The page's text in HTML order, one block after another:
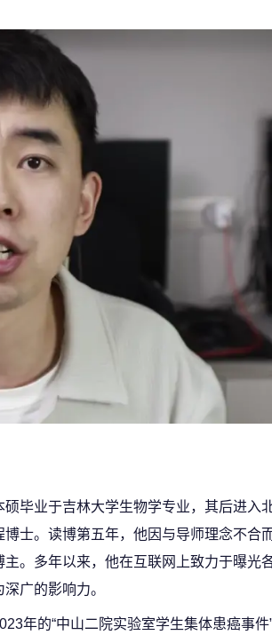
硕毕业于吉林大学生物学专业，其后进入
博士。读博第五年，他因与导师理念不合
。多年以来，他在互联网上致力于曝光
广的影响力。
年的“中山二院实验室学生集体患癌事